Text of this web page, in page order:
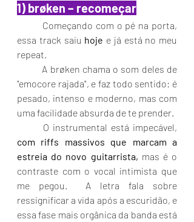
1) brøken – recomeçar
Começando com o pé na porta,
essa track saiu hoje e já está no meu
repeat.
"emocore rajada", e faz todo sentido: é
pesado, intenso e moderno, mas com
com riffs massivos que marcam a
estreia do novo guitarrista, mas é o
contraste com o vocal intimista que
me pegou.  A letra fala sobre
ressignificar a vida após a escuridão, e
essa fase mais orgânica da banda está